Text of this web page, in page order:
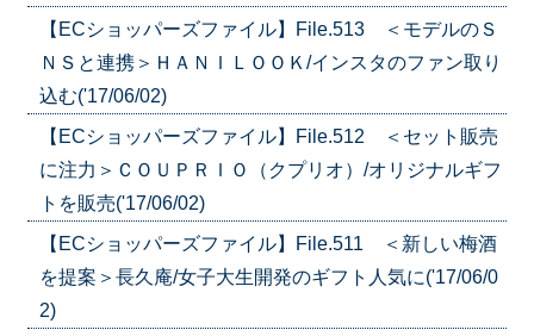
【ECショッパーズファイル】File.513 ＜モデルのＳ
ＮＳと連携＞ＨＡＮＩＬＯＯＫ/インスタのファン取り
込む('17/06/02)
【ECショッパーズファイル】File.512 ＜セット販売
に注力＞ＣＯＵＰＲＩＯ（クプリオ）/オリジナルギフ
トを販売('17/06/02)
【ECショッパーズファイル】File.511 ＜新しい梅酒
を提案＞長久庵/女子大生開発のギフト人気に('17/06/0
2)